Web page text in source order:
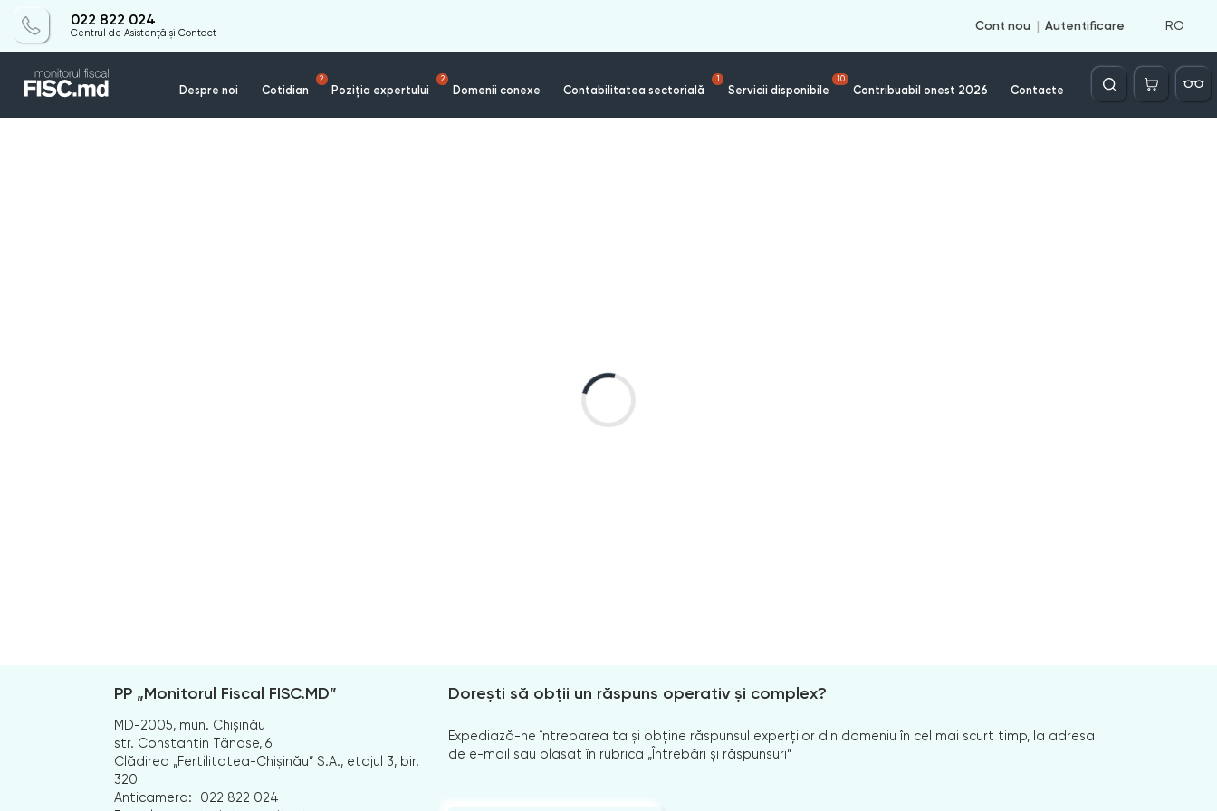
022 822 024
Centrul de Asistență și Contact
Cont nou Autentificare RO
Despre noi Cotidian
2
Poziția expertului
2
Domenii conexe Contabilitatea sectorială
1
Servicii disponibile
10
Contribuabil onest 2026 Contacte
Căutare
PP „Monitorul Fiscal FISC.MD”
MD-2005, mun. Chișinău
str. Constantin Tănase, 6
Clădirea „Fertilitatea-Chișinău” S.A., etajul 3, bir.
320
Anticamera:
022 822 024
Dorești să obții un răspuns operativ și complex?
Expediază-ne întrebarea ta și obține răspunsul experților din domeniu în cel mai scurt timp, la adresa
de e-mail sau plasat în rubrica „Întrebări și răspunsuri”